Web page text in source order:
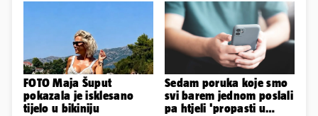
Instagram
FOTO Maja Šuput
pokazala je isklesano
tijelo u bikiniju
Sedam poruka koje smo
svi barem jednom poslali
pa htjeli 'propasti u